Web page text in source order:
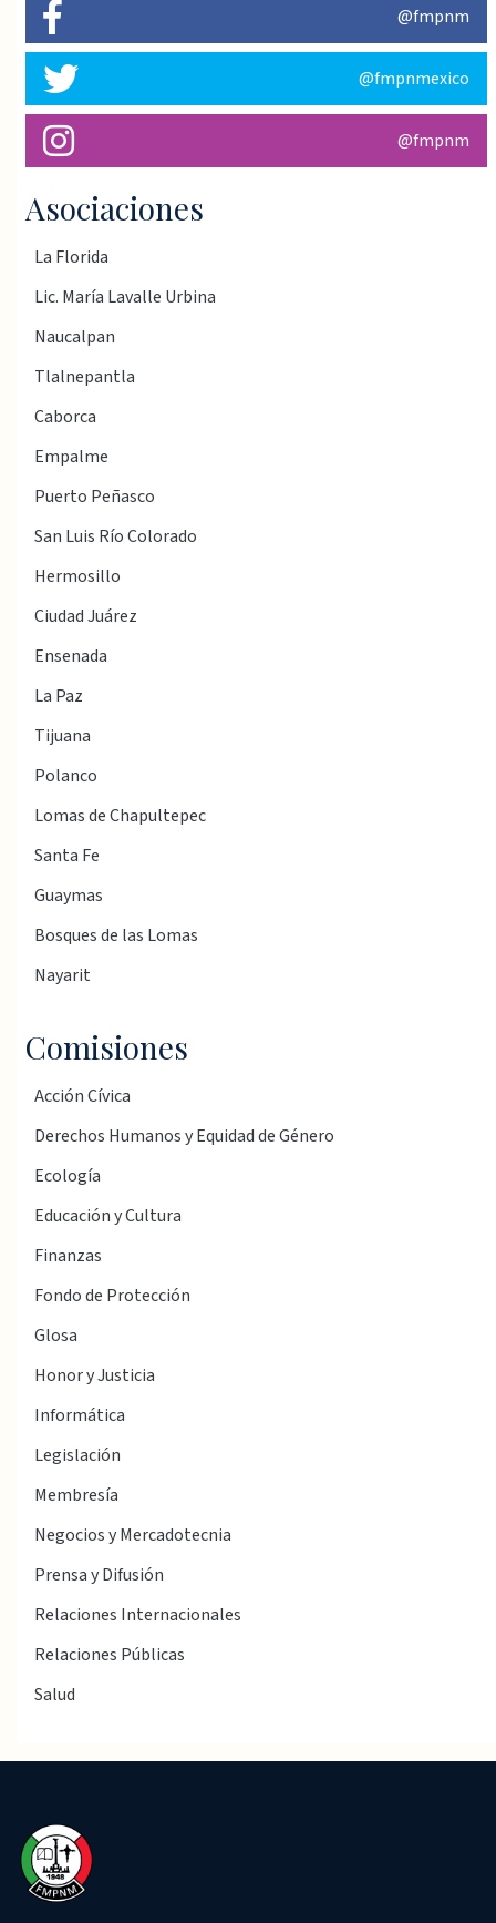
@fmpnm
@fmpnmexico
@fmpnm
Asociaciones
La Florida
Lic. María Lavalle Urbina
Naucalpan
Tlalnepantla
Caborca
Empalme
Puerto Peñasco
San Luis Río Colorado
Hermosillo
Ciudad Juárez
Ensenada
La Paz
Tijuana
Polanco
Lomas de Chapultepec
Santa Fe
Guaymas
Bosques de las Lomas
Nayarit
Comisiones
Acción Cívica
Derechos Humanos y Equidad de Género
Ecología
Educación y Cultura
Finanzas
Fondo de Protección
Glosa
Honor y Justicia
Informática
Legislación
Membresía
Negocios y Mercadotecnia
Prensa y Difusión
Relaciones Internacionales
Relaciones Públicas
Salud